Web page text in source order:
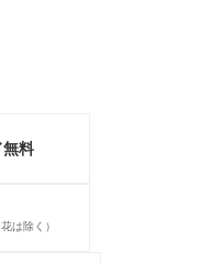
無料
は除く）